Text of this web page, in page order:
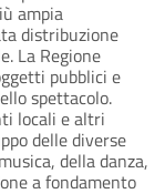
ampia
distribuzione
La Regione
pubblici e
spettacolo.
locali e altri
delle diverse
della danza,
a fondamento